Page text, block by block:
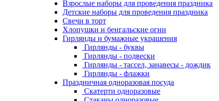
Взрослые наборы для проведения праздника
Детские наборы для проведения праздника
Свечи в торт
Хлопушки и бенгальские огни
Гирлянды и бумажные украшения
Гирлянды - буквы
Гирлянды - подвески
Гирлянды - тассел, занавесы - дождик
Гирлянды - флажки
Праздничная одноразовая посуда
Скатерти одноразовые